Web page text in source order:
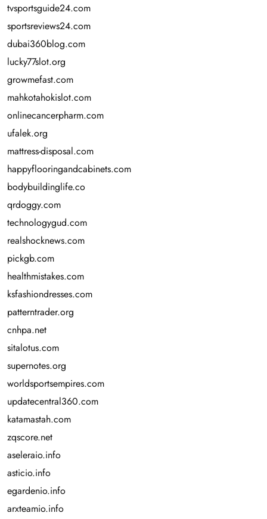
tvsportsguide24.com
sportsreviews24.com
dubai360blog.com
lucky77slot.org
growmefast.com
mahkotahokislot.com
onlinecancerpharm.com
ufalek.org
mattress-disposal.com
happyflooringandcabinets.com
bodybuildinglife.co
qrdoggy.com
technologygud.com
realshocknews.com
pickgb.com
healthmistakes.com
ksfashiondresses.com
patterntrader.org
cnhpa.net
sitalotus.com
supernotes.org
worldsportsempires.com
updatecentral360.com
katamastah.com
zqscore.net
aseleraio.info
asticio.info
egardenio.info
arxteamio.info